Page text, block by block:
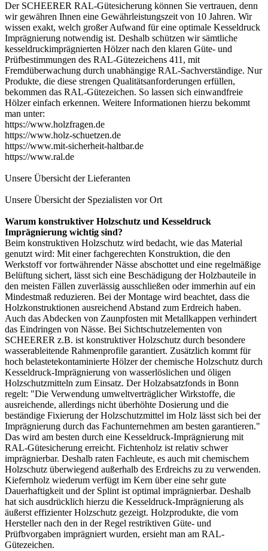
Der SCHEERER RAL-Gütesicherung können Sie vertrauen, denn
wir gewähren Ihnen eine Gewährleistungszeit von 10 Jahren. Wir
wissen exakt, welch großer Aufwand für eine optimale Kesseldruck
Imprägnierung notwendig ist. Deshalb schützen wir sämtliche
kesseldruckimprägnierten Hölzer nach den klaren Güte- und
Prüfbestimmungen des RAL-Gütezeichens 411, mit
Fremdüberwachung durch unabhängige RAL-Sachverständige. Nur
Produkte, die diese strengen Qualitätsanforderungen erfüllen,
bekommen das RAL-Gütezeichen. So lassen sich einwandfreie
Hölzer einfach erkennen. Weitere Informationen hierzu bekommt
man unter:
https://www.holzfragen.de
https://www.holz-schuetzen.de
https://www.mit-sicherheit-haltbar.de
https://www.ral.de
Unsere Übersicht derLieferanten
Unsere Übersicht der Spezialisten vor Ort
Warum konstruktiver Holzschutz und Kesseldruck
Imprägnierung wichtig sind?
Beim konstruktiven Holzschutz wird bedacht, wie das Material
genutzt wird: Mit einer fachgerechten Konstruktion, die den
Werkstoff vor fortwährender Nässe abschottet und eine regelmäßige
Belüftung sichert, lässt sich eine Beschädigung der Holzbauteile in
den meisten Fällen zuverlässig ausschließen oder immerhin auf ein
Mindestmaß reduzieren. Bei der Montage wird beachtet, dass die
Holzkonstruktionen ausreichend Abstand zum Erdreich haben.
Auch das Abdecken von Zaunpfosten mit Metallkappen verhindert
das Eindringen von Nässe. Bei Sichtschutzelementen von
SCHEERER z.B. ist konstruktiver Holzschutz durch besondere
wasserableitende Rahmenprofile garantiert. Zusätzlich kommt für
hoch belastetekontaminierte Hölzer der chemische Holzschutz durch
Kesseldruck-Imprägnierung von wasserlöslichen und öligen
Holzschutzmitteln zum Einsatz. Der Holzabsatzfonds in Bonn
regelt: "Die Verwendung umweltverträglicher Wirkstoffe, die
ausreichende, allerdings nicht überhöhte Dosierung und die
beständige Fixierung der Holzschutzmittel im Holz lässt sich bei der
Imprägnierung durch das Fachunternehmen am besten garantieren."
Das wird am besten durch eine Kesseldruck-Imprägnierung mit
RAL-Gütesicherung erreicht. Fichtenholz ist relativ schwer
imprägnierbar. Deshalb raten Fachleute, es auch mit chemischem
Holzschutz überwiegend außerhalb des Erdreichs zu zu verwenden.
Kiefernholz wiederum verfügt im Kern über eine sehr gute
Dauerhaftigkeit und der Splint ist optimal imprägnierbar. Deshalb
hat sich ausdrücklich hierzu die Kesseldruck-Imprägnierung als
äußerst effizienter Holzschutz gezeigt. Holzprodukte, die vom
Hersteller nach den in der Regel restriktiven Güte- und
Prüfbvorgaben imprägniert wurden, ersieht man am RAL-
Gütezeichen.